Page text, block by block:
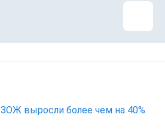
выросли более чем на 40%